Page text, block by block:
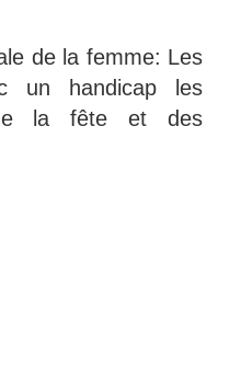
de la femme: Les
un handicap les
la fête et des